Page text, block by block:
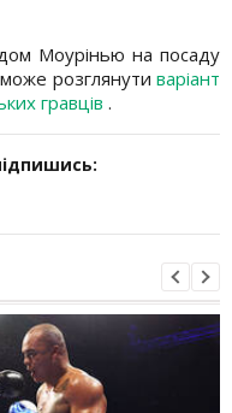
Моурінью на посаду
розглянути варіант
гравців .